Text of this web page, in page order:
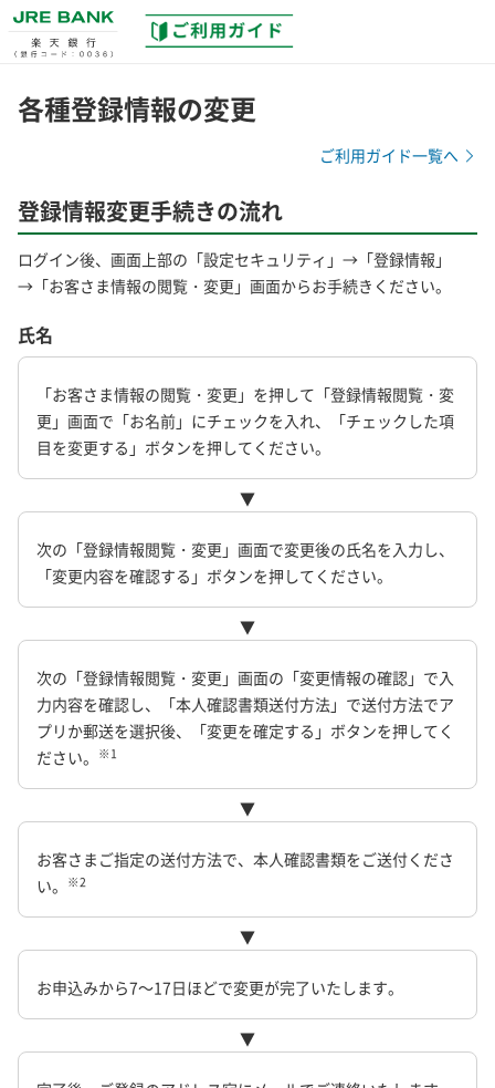
各種登録情報の変更
ご利用ガイド一覧へ
登録情報変更手続きの流れ
ログイン後、画面上部の「設定セキュリティ」→「登録情報」
→「お客さま情報の閲覧・変更」画面からお手続きください。
氏名
「お客さま情報の閲覧・変更」を押して「登録情報閲覧・変
更」画面で「お名前」にチェックを入れ、「チェックした項
目を変更する」ボタンを押してください。
▼
次の「登録情報閲覧・変更」画面で変更後の氏名を入力し、
「変更内容を確認する」ボタンを押してください。
▼
次の「登録情報閲覧・変更」画面の「変更情報の確認」で入
力内容を確認し、「本人確認書類送付方法」で送付方法でア
プリか郵送を選択後、「変更を確定する」ボタンを押してく
ださい。
※1
▼
お客さまご指定の送付方法で、本人確認書類をご送付くださ
い。
※2
▼
お申込みから7～17日ほどで変更が完了いたします。
▼